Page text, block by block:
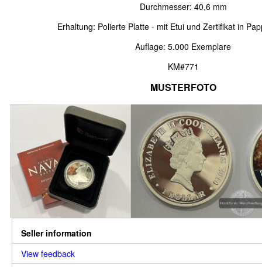
Durchmesser: 40,6 mm
Erhaltung: Polierte Platte - mit Etui und Zertifikat in
Auflage: 5.000 Exemplare
KM#771
MUSTERFOTO
Seller information
View feedback